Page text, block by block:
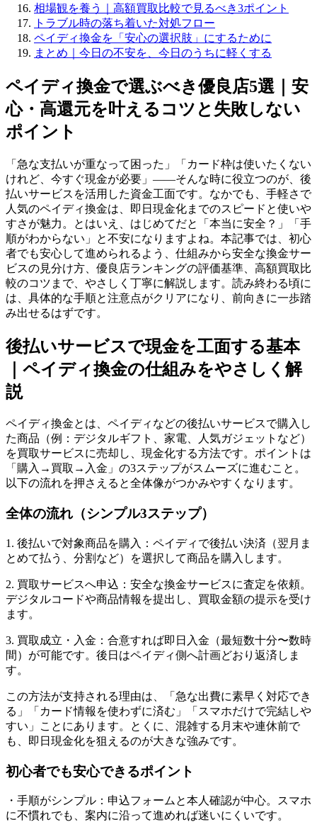
相場観を養う｜高額買取比較で見るべき3ポイント
トラブル時の落ち着いた対処フロー
ペイディ換金を「安心の選択肢」にするために
まとめ｜今日の不安を、今日のうちに軽くする
ペイディ換金で選ぶべき優良店5選｜安
心・高還元を叶えるコツと失敗しない
ポイント
「急な支払いが重なって困った」「カード枠は使いたくない
けれど、今すぐ現金が必要」——そんな時に役立つのが、後
払いサービスを活用した資金工面です。なかでも、手軽さで
人気のペイディ換金は、即日現金化までのスピードと使いや
すさが魅力。とはいえ、はじめてだと「本当に安全？」「手
順がわからない」と不安になりますよね。本記事では、初心
者でも安心して進められるよう、仕組みから安全な換金サー
ビスの見分け方、優良店ランキングの評価基準、高額買取比
較のコツまで、やさしく丁寧に解説します。読み終わる頃に
は、具体的な手順と注意点がクリアになり、前向きに一歩踏
み出せるはずです。
後払いサービスで現金を工面する基本
｜ペイディ換金の仕組みをやさしく解
説
ペイディ換金とは、ペイディなどの後払いサービスで購入し
た商品（例：デジタルギフト、家電、人気ガジェットなど）
を買取サービスに売却し、現金化する方法です。ポイントは
「購入→買取→入金」の3ステップがスムーズに進むこと。
以下の流れを押さえると全体像がつかみやすくなります。
全体の流れ（シンプル3ステップ）
1. 後払いで対象商品を購入：ペイディで後払い決済（翌月ま
とめて払う、分割など）を選択して商品を購入します。
2. 買取サービスへ申込：安全な換金サービスに査定を依頼。
デジタルコードや商品情報を提出し、買取金額の提示を受け
ます。
3. 買取成立・入金：合意すれば即日入金（最短数十分〜数時
間）が可能です。後日はペイディ側へ計画どおり返済しま
す。
この方法が支持される理由は、「急な出費に素早く対応でき
る」「カード情報を使わずに済む」「スマホだけで完結しや
すい」ことにあります。とくに、混雑する月末や連休前で
も、即日現金化を狙えるのが大きな強みです。
初心者でも安心できるポイント
・手順がシンプル：申込フォームと本人確認が中心。スマホ
に不慣れでも、案内に沿って進めれば迷いにくいです。